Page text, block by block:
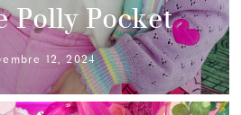
Polly Pocket
12, 2024